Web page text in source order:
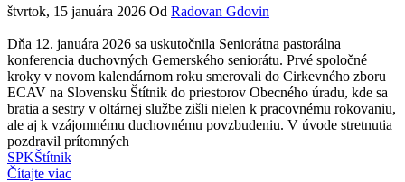
štvrtok, 15 januára 2026 Od Radovan Gdovin
Dňa 12. januára 2026 sa uskutočnila Seniorátna pastorálna
konferencia duchovných Gemerského seniorátu. Prvé spoločné
kroky v novom kalendárnom roku smerovali do Cirkevného zboru
ECAV na Slovensku Štítnik do priestorov Obecného úradu, kde sa
bratia a sestry v oltárnej službe zišli nielen k pracovnému rokovaniu,
ale aj k vzájomnému duchovnému povzbudeniu. V úvode stretnutia
pozdravil prítomných
SPKŠtítnik
Čítajte viac